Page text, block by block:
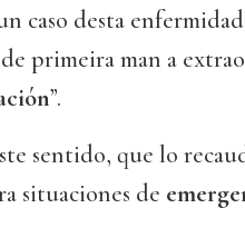
caso desta
primeira man a
”.
sentido, que lo
situaciones de